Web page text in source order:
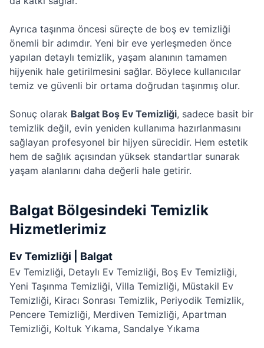
Ayrıca taşınma öncesi süreçte de boş ev temizliği
önemli bir adımdır. Yeni bir eve yerleşmeden önce
yapılan detaylı temizlik, yaşam alanının tamamen
hijyenik hale getirilmesini sağlar. Böylece kullanıcılar
temiz ve güvenli bir ortama doğrudan taşınmış olur.
Sonuç olarak Balgat Boş Ev Temizliği, sadece basit bir
temizlik değil, evin yeniden kullanıma hazırlanmasını
sağlayan profesyonel bir hijyen sürecidir. Hem estetik
hem de sağlık açısından yüksek standartlar sunarak
yaşam alanlarını daha değerli hale getirir.
Balgat Bölgesindeki Temizlik
Hizmetlerimiz
Ev Temizliği | Balgat
Ev Temizliği, Detaylı Ev Temizliği, Boş Ev Temizliği,
Yeni Taşınma Temizliği, Villa Temizliği, Müstakil Ev
Temizliği, Kiracı Sonrası Temizlik, Periyodik Temizlik,
Pencere Temizliği, Merdiven Temizliği, Apartman
Temizliği, Koltuk Yıkama, Sandalye Yıkama